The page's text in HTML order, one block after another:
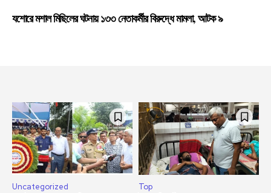
যশোরে মশাল মিছিলের ঘটনায় ১৩৩ নেতাকর্মীর বিরুদ্ধে মামলা, আটক ৯
Uncategorized Top